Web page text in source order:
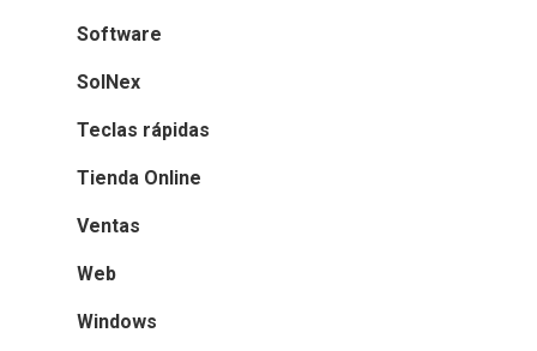
Software
SolNex
Teclas rápidas
Tienda Online
Ventas
Web
Windows